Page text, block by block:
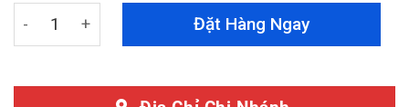
Dán Phim Cách Nhiệt Hyundai Creta 2024 Chính Hãng
Đặt Hàng Ngay